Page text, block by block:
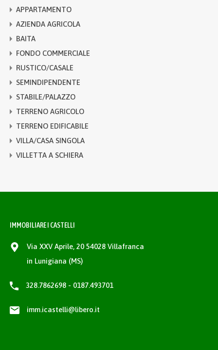
APPARTAMENTO
AZIENDA AGRICOLA
BAITA
FONDO COMMERCIALE
RUSTICO/CASALE
SEMINDIPENDENTE
STABILE/PALAZZO
TERRENO AGRICOLO
TERRENO EDIFICABILE
VILLA/CASA SINGOLA
VILLETTA A SCHIERA
IMMOBILIARE I CASTELLI
Via XXV Aprile, 20 54028 Villafranca
in Lunigiana (MS)
328.7862698 - 0187.493701
imm.icastelli@libero.it